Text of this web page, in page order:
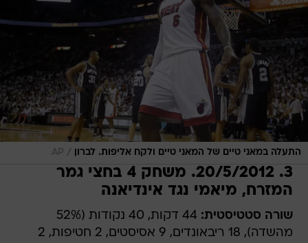
התעלה במאני טיים של המאני טיים ולקח אליפות. לברון /
AP
3. 20/5/2012. משחק 4 בחצי גמר
המזרח, מיאמי נגד אינדיאנה
שורה סטטיסטית:
44 דקות, 40 נקודות (52%
מהשדה), 18 ריבאונדים, 9 אסיסטים, 2 חטיפות, 2